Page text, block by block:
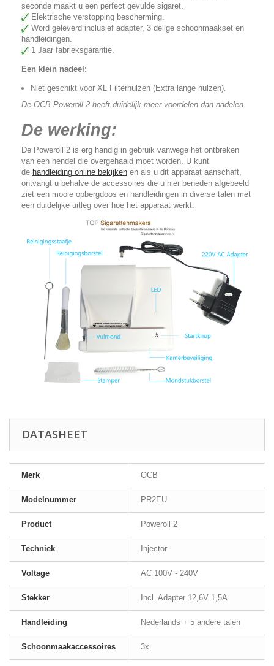
seconde maakt u een perfect gevulde sigaret.
Elektrische verstopping bescherming.
Word geleverd inclusief adapter, 3 delige schoonmaakset en
handleidingen.
1 Jaar fabrieksgarantie.
Een klein nadeel:
Niet geschikt voor XL Filterhulzen (Extra lange hulzen).
De OCB Poweroll 2 heeft duidelijk meer voordelen dan nadelen.
De werking:
De Poweroll 2 is erg handig in gebruik vanwege het ontbreken
van een hendel die overgehaald moet worden. U kunt
de handleiding online bekijken en als u dit apparaat aanschaft,
ontvangt u behalve de accessoires die u hier beneden afgebeeld
ziet een mooie opbergdoos en handleidingen in diverse talen met
een duidelijke uitleg over hoe het apparaat werkt.
DATASHEET
Merk OCB
Modelnummer PR2EU
Product Poweroll 2
Techniek Injector
Voltage AC 100V - 240V
Stekker Incl. Adapter 12,6V 1,5A
Handleiding Nederlands + 5 andere talen
Schoonmaakaccessoires 3x